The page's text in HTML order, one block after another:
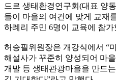
드르 생태환경연구회(대표 양
들이 마을의 여건에 맞게 교재
하례리 주민 6명이 교육에 참가
허승필위원장은 개강식에서 “
해설사가 꾸준히 양성되어 마
개발 등 생태관광마을을 만드